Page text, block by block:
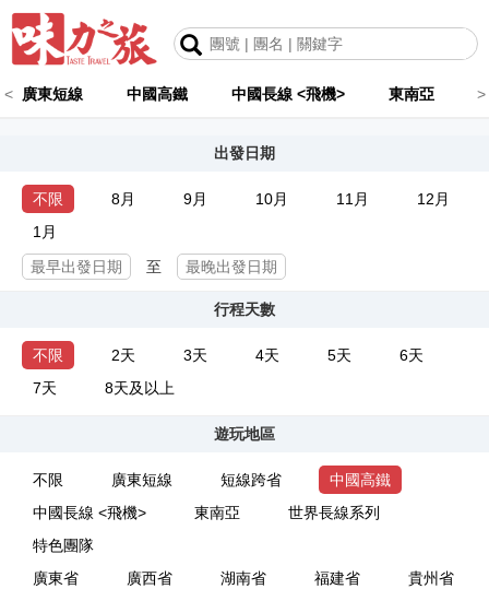
< 廣東短線 中國高鐵 中國長線 <飛機> 東南亞 >
出發日期
不限 8月 9月 10月 11月
12月
1月
至
行程天數
不限 2天 3天 4天 5天
6天
7天
8天及以上
遊玩地區
不限 廣東短線 短線跨省
中國高鐵
中國長線 <飛機>
東南亞
世界長線系列
特色團隊
廣東省
廣西省 湖南省 福建省
貴州省